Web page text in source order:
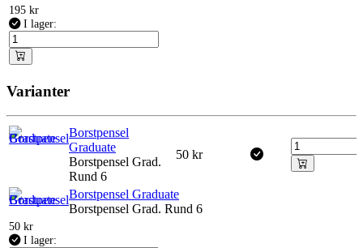
195 kr
I lager:
Varianter
Borstpensel
Graduate
Borstpensel Grad.
Rund 6
50 kr
Borstpensel Graduate
Borstpensel Grad. Rund 6
50 kr
I lager: